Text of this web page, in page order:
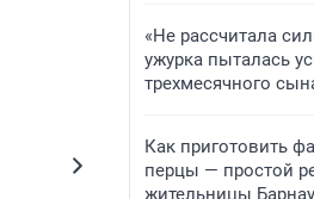
«Не рассчитала
ужурка пыталась
трехмесячного
Как приготовить
перцы — простой
жительницы